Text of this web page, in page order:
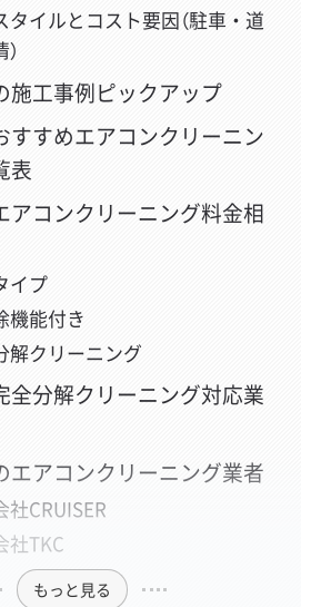
タイルとコスト要因（駐車・道
施工事例ピックアップ
すすめエアコンクリーニン
表
アコンクリーニング料金相
イプ
機能付き
解クリーニング
全分解クリーニング対応業
エアコンクリーニング業者
社CRUISER
社TKC
もっと見る